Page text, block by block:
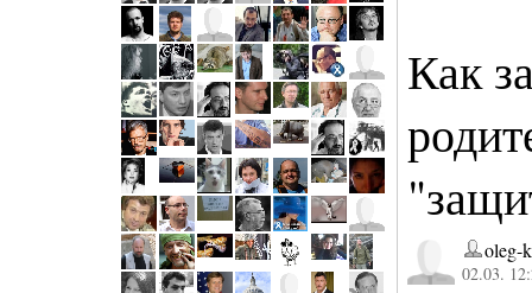
Как
oleg-
02.03.